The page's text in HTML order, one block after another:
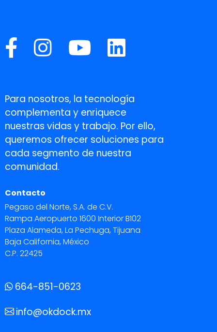
Para nosotros, la tecnología
complementa y enriquece
nuestras vidas y trabajo. Por ello,
queremos ofrecer soluciones para
cada segmento de nuestra
comunidad.
Contacto
Pegaso del Norte, S.A. de C.V.
Rampa Aeropuerto 1600 Interior B102
Plaza Alameda, La Pechuga, Tijuana
Baja California, México
C.P. 22425
664-851-0623
info@okdock.mx